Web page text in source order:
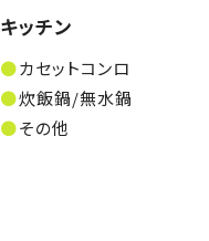
キッチン
カセットコンロ
炊飯鍋/無水鍋
その他